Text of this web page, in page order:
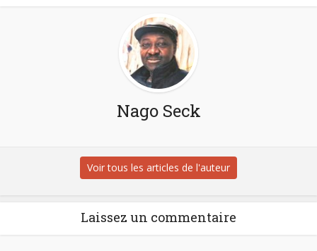
Nago Seck
Voir tous les articles de l'auteur
Laissez un commentaire